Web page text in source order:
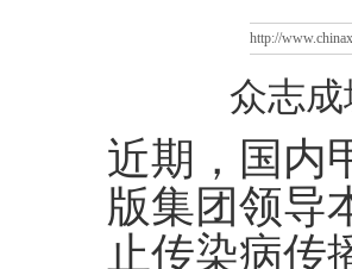
http://
众志
近期，国内
版集团领导
止传染病传